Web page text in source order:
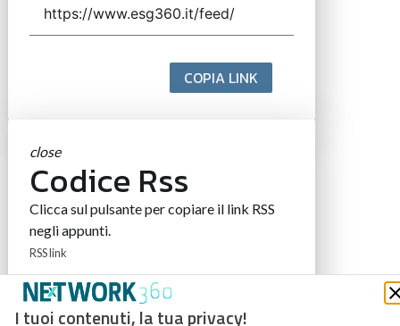
I tuoi contenuti, la tua privacy!
COPIA LINK
close
Codice Rss
Clicca sul pulsante per copiare il link RSS
negli appunti.
RSS link